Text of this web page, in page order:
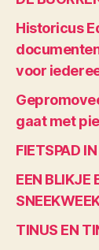
Historicus
voor
gaat met
FIETSPAD
EEN BLIKJE
TINUS EN